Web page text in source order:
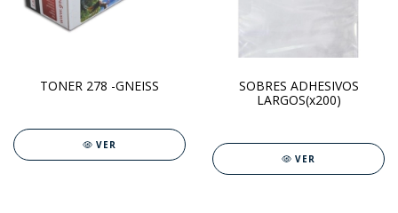
TONER 278 -GNEISS
VER
SOBRES ADHESIVOS
LARGOS(x200)
VER